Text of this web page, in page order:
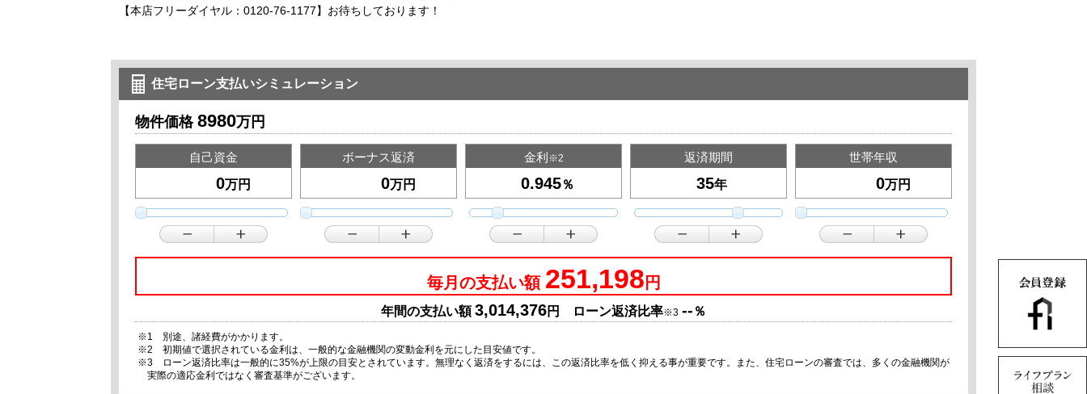
【本店フリーダイヤル：0120-76-1177】お待ちしております！
住宅ローン支払いシミュレーション
物件価格 8980万円
自己資金
万円
ボーナス返済
万円
金利 ※2
％
返済期間
年
世帯年収
万円
毎月の支払い額 251,198 円
年間の支払い額3,014,376円 ローン返済比率※3 -- ％
※1 別途、諸経費がかかります。
※2 初期値で選択されている金利は、一般的な金融機関の変動金利を元にした目安値です。
※3 ローン返済比率は一般的に35%が上限の目安とされています。無理なく返済をするには、この返済比率を低く抑える事が重要です。また、住宅ローンの審査では、多くの金融機関が
実際の適応金利ではなく審査基準がございます。